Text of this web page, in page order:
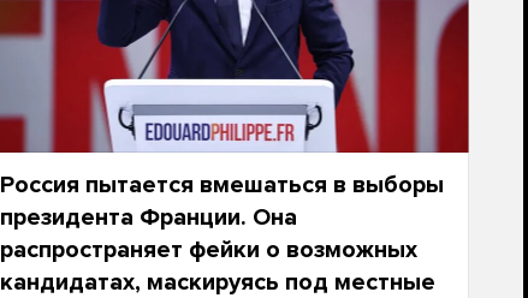
Россия пытается вмешаться в выборы
президента Франции. Она
распространяет фейки о возможных
кандидатах, маскируясь под местные